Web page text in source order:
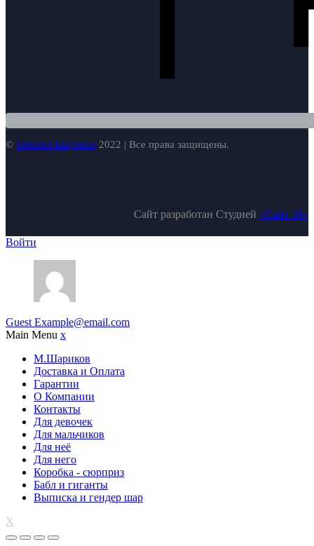
© Михаил Шариков 2022 | Все права защищены.
Сайт разработан Студией «Сайт 36»
Войти
Guest Example@email.com
Main Menu x
М.Шариков
Доставка и Оплата
Гарантии
О Компании
Контакты
Для девочек
Для мальчиков
Для неё
Для него
Коробка - сюрприз
Бабл и гиганты
Выписка и гендер шар
X